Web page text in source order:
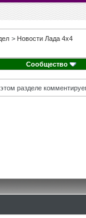
> Новости Лада 4х4
Сообщество
разделе